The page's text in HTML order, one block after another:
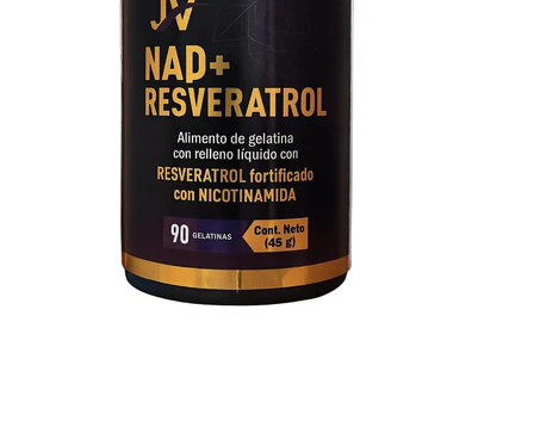
Política de protección y tratamiento de datos personales
TÉRMINOS Y CONDICIONES